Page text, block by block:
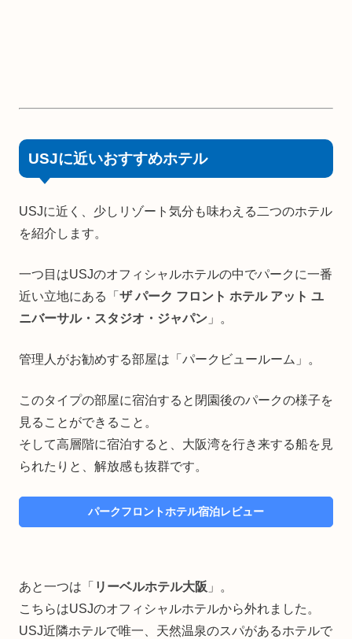
USJに近いおすすめホテル
USJに近く、少しリゾート気分も味わえる二つのホテル
を紹介します。
一つ目はUSJのオフィシャルホテルの中でパークに一番
近い立地にある「 ザ パーク フロント ホテル アット ユ
ニバーサル・スタジオ・ジャパン 」。
管理人がお勧めする部屋は「パークビュールーム」。
このタイプの部屋に宿泊すると閉園後のパークの様子を
見ることができること。
そして高層階に宿泊すると、大阪湾を行き来する船を見
られたりと、解放感も抜群です。
パークフロントホテル宿泊レビュー
あと一つは「 リーベルホテル大阪 」。
こちらはUSJのオフィシャルホテルから外れました。
USJ近隣ホテルで唯一、天然温泉のスパがあるホテルで